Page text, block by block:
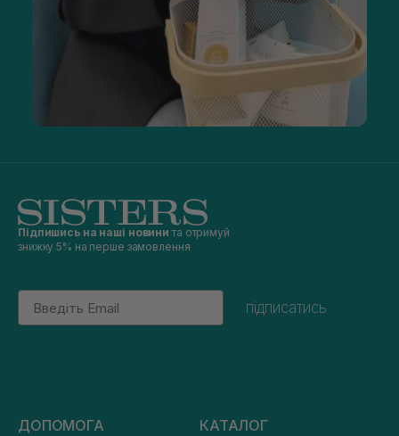
Підпишись на наші новини та отримуй
знижку 5% на перше замовлення
Email
підписатись
ДОПОМОГА КАТАЛОГ